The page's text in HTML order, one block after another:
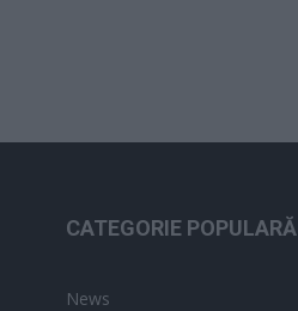
CATEGORIE POPULARĂ
News